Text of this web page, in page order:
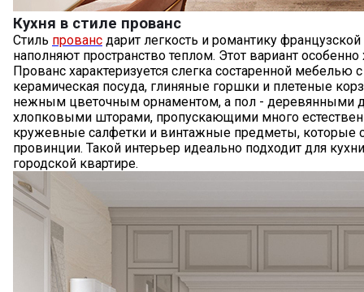
Кухня в стиле прованс
Стиль прованс дарит легкость и романтику
наполняют пространство теплом. Этот вариант
Прованс характеризуется слегка состаренной
керамическая посуда, глиняные горшки и плетеные
нежным цветочным орнаментом, а пол - деревянными
хлопковыми шторами, пропускающими много
кружевные салфетки и винтажные предметы, которые
провинции. Такой интерьер идеально подходит для
городской квартире.